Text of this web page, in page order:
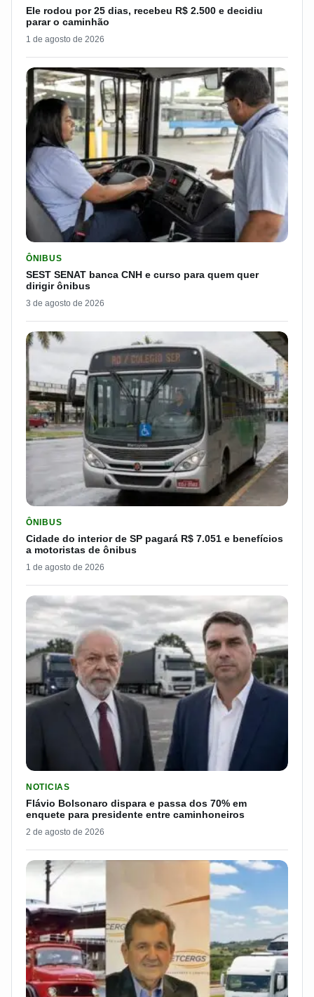
Ele rodou por 25 dias, recebeu R$ 2.500 e decidiu
parar o caminhão
1 de agosto de 2026
ÔNIBUS
SEST SENAT banca CNH e curso para quem quer
dirigir ônibus
3 de agosto de 2026
ÔNIBUS
Cidade do interior de SP pagará R$ 7.051 e benefícios
a motoristas de ônibus
1 de agosto de 2026
NOTICIAS
Flávio Bolsonaro dispara e passa dos 70% em
enquete para presidente entre caminhoneiros
2 de agosto de 2026